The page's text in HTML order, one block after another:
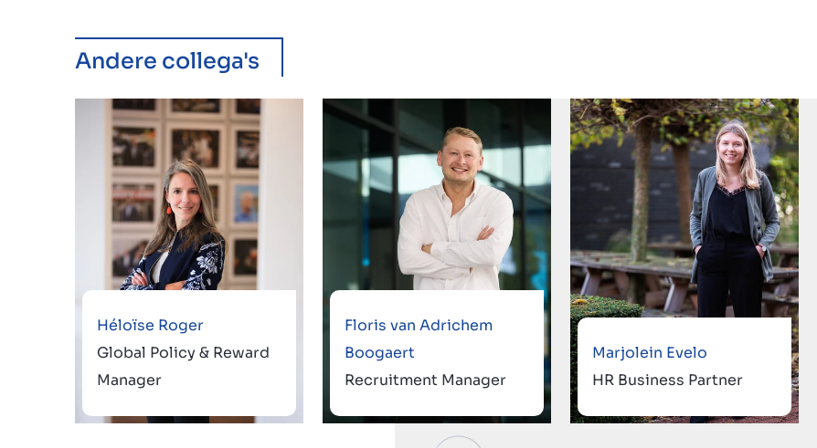
Andere collega's
Héloïse Roger
Global Policy & Reward
Manager
Floris van Adrichem
Boogaert
Recruitment Manager
Marjolein Evelo
HR Business Partner